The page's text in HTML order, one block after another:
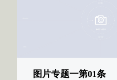
图片专题一第01条